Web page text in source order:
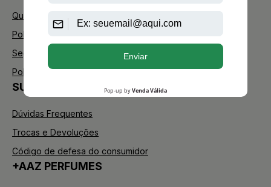
Quem Somos
Política de Privacidade
Segurança
Política de Troca
SUPORTE
Dúvidas Frequentes
Trocas e Devoluções
Código de defesa do consumidor
+AAZ PERFUMES